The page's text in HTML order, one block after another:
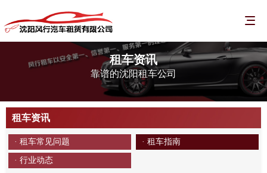
租车资讯
靠谱的沈阳租车公司
租车资讯
· 租车常见问题 · 租车指南
· 行业动态